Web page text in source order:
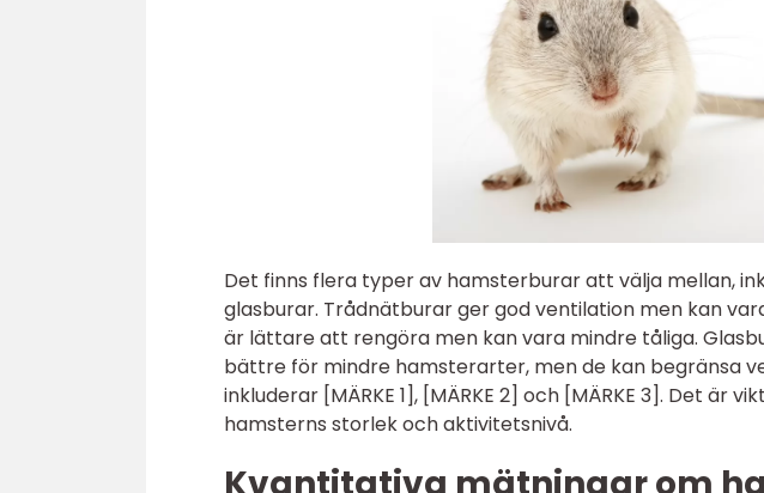
Det finns flera typer av hamsterburar att välja mellan,
glasburar. Trådnätburar ger god ventilation men kan
är lättare att rengöra men kan vara mindre tåliga.
bättre för mindre hamsterarter, men de kan begränsa
inkluderar [MÄRKE 1], [MÄRKE 2] och [MÄRKE 3]. Det är
hamsterns storlek och aktivitetsnivå.